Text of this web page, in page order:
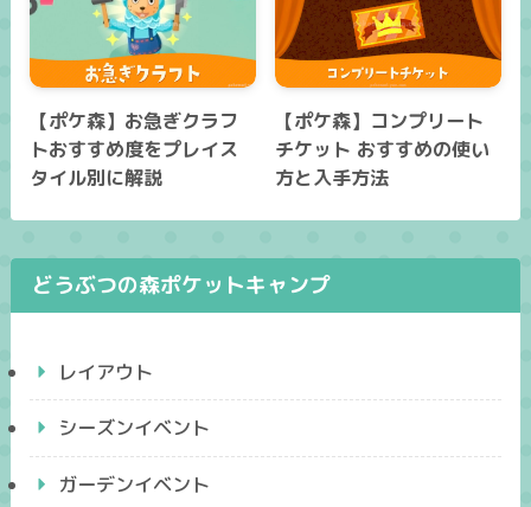
【ポケ森】お急ぎクラフ
トおすすめ度をプレイス
タイル別に解説
【ポケ森】コンプリート
チケット おすすめの使い
方と入手方法
どうぶつの森ポケットキャンプ
レイアウト
シーズンイベント
ガーデンイベント